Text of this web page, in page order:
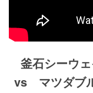
釜石シーウ
vs マツダブ